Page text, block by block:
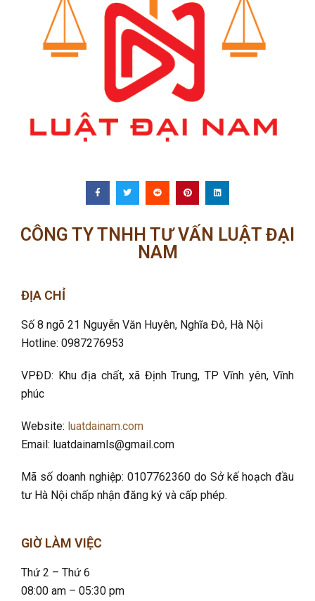
CÔNG TY TNHH TƯ VẤN LUẬT ĐẠI
NAM
ĐỊA CHỈ
Số 8 ngõ 21 Nguyễn Văn Huyên, Nghĩa Đô, Hà Nội
Hotline: 0987276953
VPĐD: Khu địa chất, xã Định Trung, TP Vĩnh yên, Vĩnh
phúc
Website: luatdainam.com
Email: luatdainamls@gmail.com
Mã số doanh nghiệp: 0107762360 do Sở kế hoạch đầu
tư Hà Nội chấp nhận đăng ký và cấp phép.
GIỜ LÀM VIỆC
Thứ 2 – Thứ 6
08:00 am – 05:30 pm